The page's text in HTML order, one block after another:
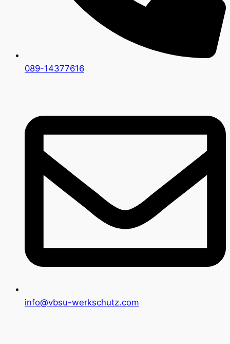
089-14377616
info@vbsu-werkschutz.com